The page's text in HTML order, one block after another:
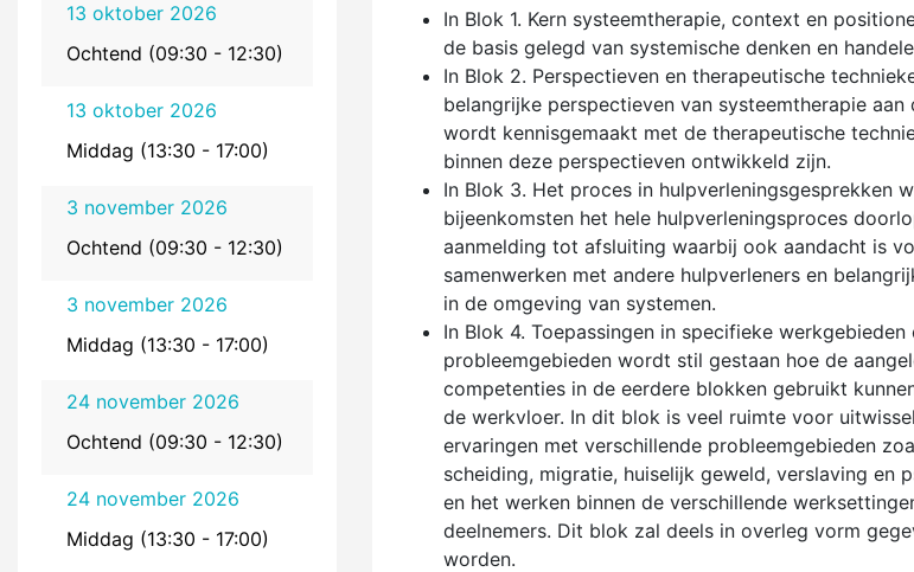
13 oktober 2026
Ochtend (09:30 - 12:30)
13 oktober 2026
Middag (13:30 - 17:00)
3 november 2026
Ochtend (09:30 - 12:30)
3 november 2026
Middag (13:30 - 17:00)
24 november 2026
Ochtend (09:30 - 12:30)
24 november 2026
Middag (13:30 - 17:00)
In Blok 1. Kern systeemtherapie, context en
de basis gelegd van systemische denken en
In Blok 2. Perspectieven en therapeutische
belangrijke perspectieven van systeemtherapie aan
wordt kennisgemaakt met de therapeutische
binnen deze perspectieven ontwikkeld zijn.
In Blok 3. Het proces in hulpverleningsgesprekken
bijeenkomsten het hele hulpverleningsproces
aanmelding tot afsluiting waarbij ook aandacht is
samenwerken met andere hulpverleners en
in de omgeving van systemen.
In Blok 4. Toepassingen in specifieke werkgebieden
probleemgebieden wordt stil gestaan hoe de
competenties in de eerdere blokken gebruikt
de werkvloer. In dit blok is veel ruimte voor
ervaringen met verschillende probleemgebieden
scheiding, migratie, huiselijk geweld, verslaving en
en het werken binnen de verschillende
deelnemers. Dit blok zal deels in overleg vorm
worden.